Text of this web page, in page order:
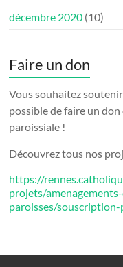
décembre 2020 (10)
Faire un don
Vous souhaitez
possible de faire un
paroissiale !
Découvrez tous nos
https://
projets/
paroisses/